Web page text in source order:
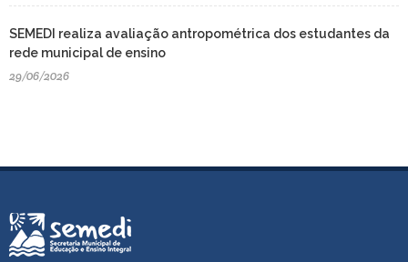
SEMEDI realiza avaliação antropométrica dos estudantes da
rede municipal de ensino
29/06/2026